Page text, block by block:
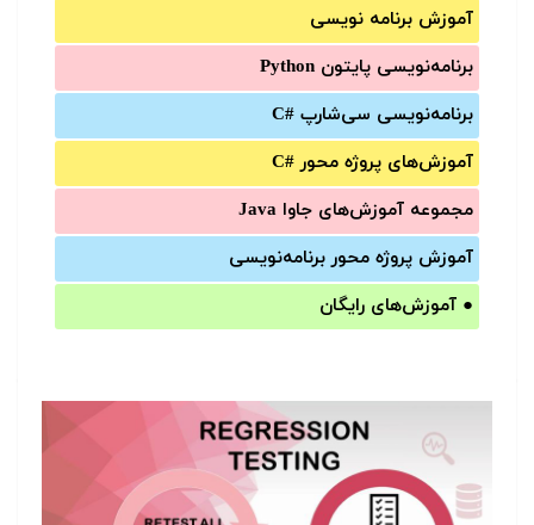
آموزش برنامه نویسی
برنامه‌نویسی پایتون Python
برنامه‌‌نویسی سی‌شارپ C#‎
آموزش‌های پروژه محور #C
مجموعه آموزش‌های جاوا Java
آموزش‌ پروژه محور برنامه‌نویسی
● آموزش‌های رایگان